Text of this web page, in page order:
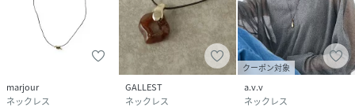
marjour
ネックレス
GALLEST
ネックレス
クーポン対象
a.v.v
ネックレス